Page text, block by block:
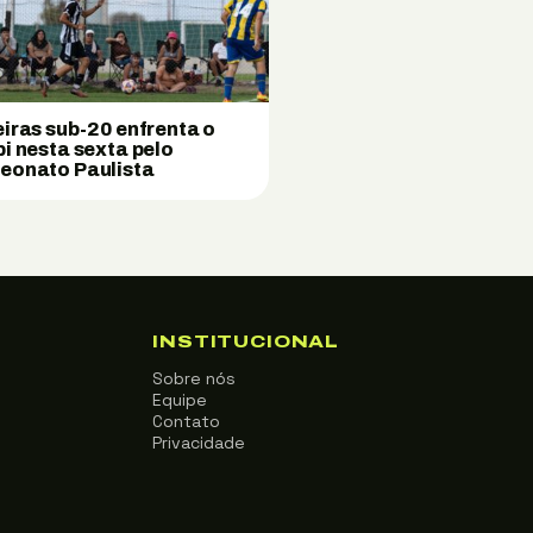
sub-20 enfrenta o
nesta sexta pelo
Paulista
INSTITUCIONAL
Sobre nós
Equipe
Contato
Privacidade